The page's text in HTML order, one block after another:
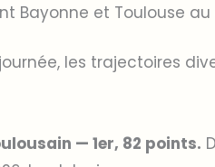
Bayonne et Toulouse
les trajectoires
— 1er, 82 points.